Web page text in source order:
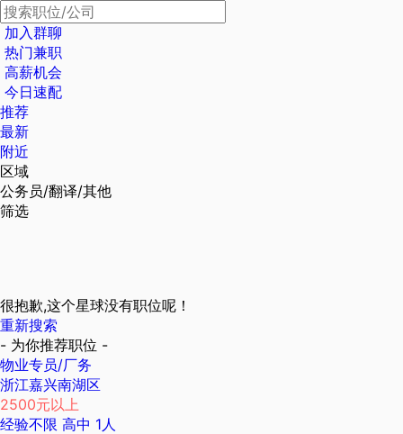
加入群聊
热门兼职
高薪机会
今日速配
推荐
最新
附近
区域
公务员/翻译/其他
筛选
很抱歉,这个星球没有职位呢！
重新搜索
- 为你推荐职位 -
物业专员/厂务
浙江嘉兴南湖区
2500元以上
经验不限 高中 1人